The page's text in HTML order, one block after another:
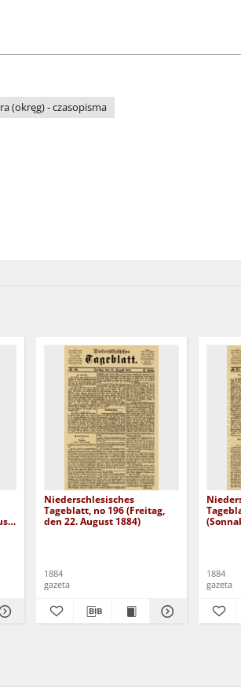
(okręg) - czasopisma
Niederschlesisches
Tageblatt, no 196 (Freitag,
den 22. August 1884)
1884
gazeta
1884
gazeta